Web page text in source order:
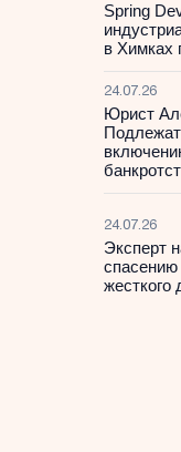
Spring
в Химках
24.07.26
Юрист
24.07.26
Эксперт
спасению
жесткого